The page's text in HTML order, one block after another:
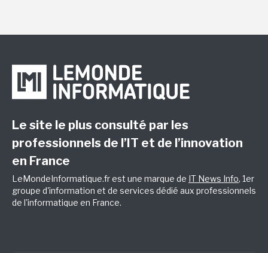
Le site le plus consulté par les
professionnels de l’IT et de l’innovation
en France
LeMondeInformatique.fr est une marque de IT News Info, 1er
groupe d'information et de services dédié aux professionnels
de l'informatique en France.